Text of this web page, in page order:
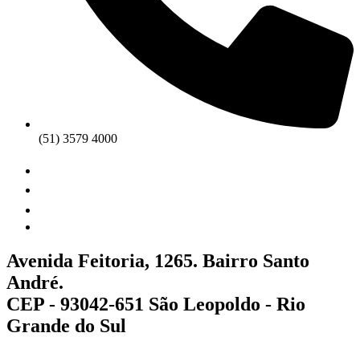
(51) 3579 4000
Avenida Feitoria, 1265. Bairro Santo
André.
CEP - 93042-651 São Leopoldo - Rio
Grande do Sul